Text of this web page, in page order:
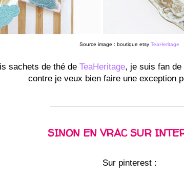
Source image : boutique etsyTeaHeritage
sachets de thé deTeaHeritage, je suis fan
contre je veux bien faire une exception
SINON EN VRAC SUR
Sur pinterest :